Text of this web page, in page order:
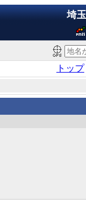
埼
トップ